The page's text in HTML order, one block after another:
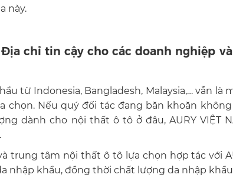
này.
chỉ tin cậy cho các doanh nghiệp
từ Indonesia, Bangladesh, Malaysia,… vẫn là
chọn. Nếu quý đối tác đang băn khoăn
dành cho nội thất ô tô ở đâu, AURY VIỆT
trung tâm nội thất ô tô lựa chọn hợp tác với
nhập khẩu, đồng thời chất lượng da nhập